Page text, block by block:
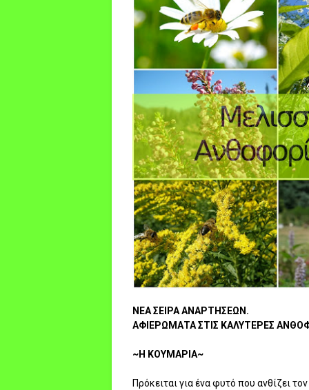
ΝΕΑ ΣΕΙΡΑ ΑΝΑΡΤΗΣΕΩΝ.
ΑΦΙΕΡΩΜΑΤΑ ΣΤΙΣ ΚΑΛΥΤΕΡΕΣ
~Η ΚΟΥΜΑΡΙΑ~
Πρόκειται για ένα φυτό που ανθίζει